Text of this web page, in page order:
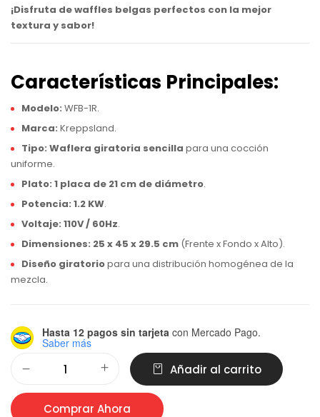
¡Disfruta de waffles belgas perfectos con la mejor
textura y sabor!
Características Principales:
Modelo: WFB-1R.
Marca: Kreppsland.
Tipo: Waflera giratoria sencilla para una cocción
uniforme.
Plato: 1 placa de 21 cm de diámetro.
Potencia: 1.2 KW.
Voltaje: 110V / 60Hz.
Dimensiones: 25 x 45 x 29.5 cm (Frente x Fondo x Alto).
Diseño giratoriopara una distribución homogénea de la
mezcla.
Hasta 12 pagos sin tarjeta con Mercado Pago.
Saber más
Añadir al carrito
Comprar Ahora